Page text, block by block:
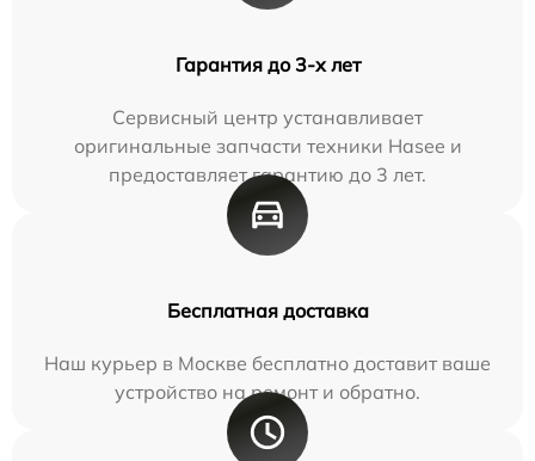
Гарантия до 3-х лет
Сервисный центр устанавливает
оригинальные запчасти техники Hasee и
предоставляет гарантию до 3 лет.
Бесплатная доставка
Наш курьер в Москве бесплатно доставит ваше
устройство на ремонт и обратно.